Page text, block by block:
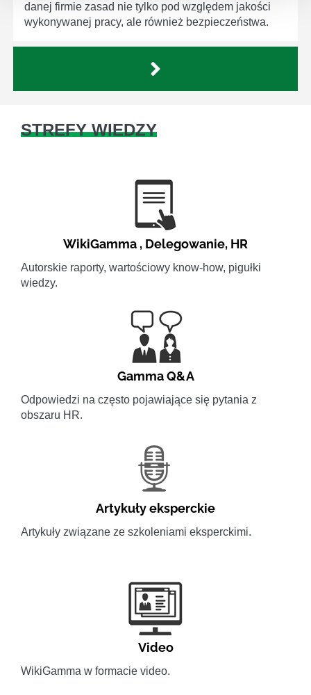
danej firmie zasad nie tylko pod względem jakości
wykonywanej pracy, ale również bezpieczeństwa.
STREFY WIEDZY
WikiGamma , Delegowanie, HR
Autorskie raporty, wartościowy know-how, pigułki
wiedzy.
Gamma Q&A
Odpowiedzi na często pojawiające się pytania z
obszaru HR.
Artykuły eksperckie
Artykuły związane ze szkoleniami eksperckimi.
Video
WikiGamma w formacie video.